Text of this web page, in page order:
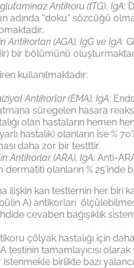
Antikoru (tTG), IgA:
adında “doku” sözcüğü
Antikorları (AGA), IgG ve IgA:
bir bölümünü
kullanılmaktadır:
Antikorlar (EMA), IgA:
süregelen hasara
olan hastaların hemen
hastalık) olanların ise %
daha zor bir testttir.
Antikorlar (ARA), IgA: Anti-
dermatiti olanların % 25’inde
ilişkin kan testlernin her
A) antikorları
cevaben bağışıklık
çölyak hastalığı için
testinin tamamlayıcısı
istenmekle birlikte bazı